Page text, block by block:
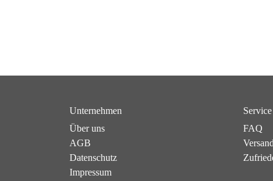
Unternehmen
Über uns
AGB
Datenschutz
Impressum
FAQ